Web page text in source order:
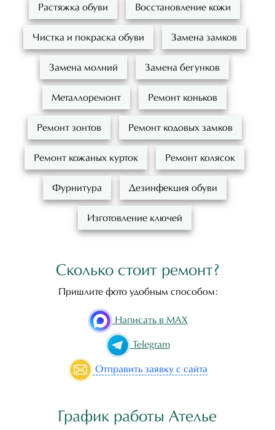
Растяжка обуви Восстановление кожи
Чистка и покраска обуви Замена замков
Замена молний Замена бегунков
Металлоремонт Ремонт коньков
Ремонт зонтов Ремонт кодовых замков
Ремонт кожаных курток Ремонт колясок
Фурнитура Дезинфекция обуви
Изготовление ключей
Сколько стоит ремонт?
Пришлите фото удобным способом:
Написать в MAX
Telegram
Отправить заявку с сайта
График работы Ателье